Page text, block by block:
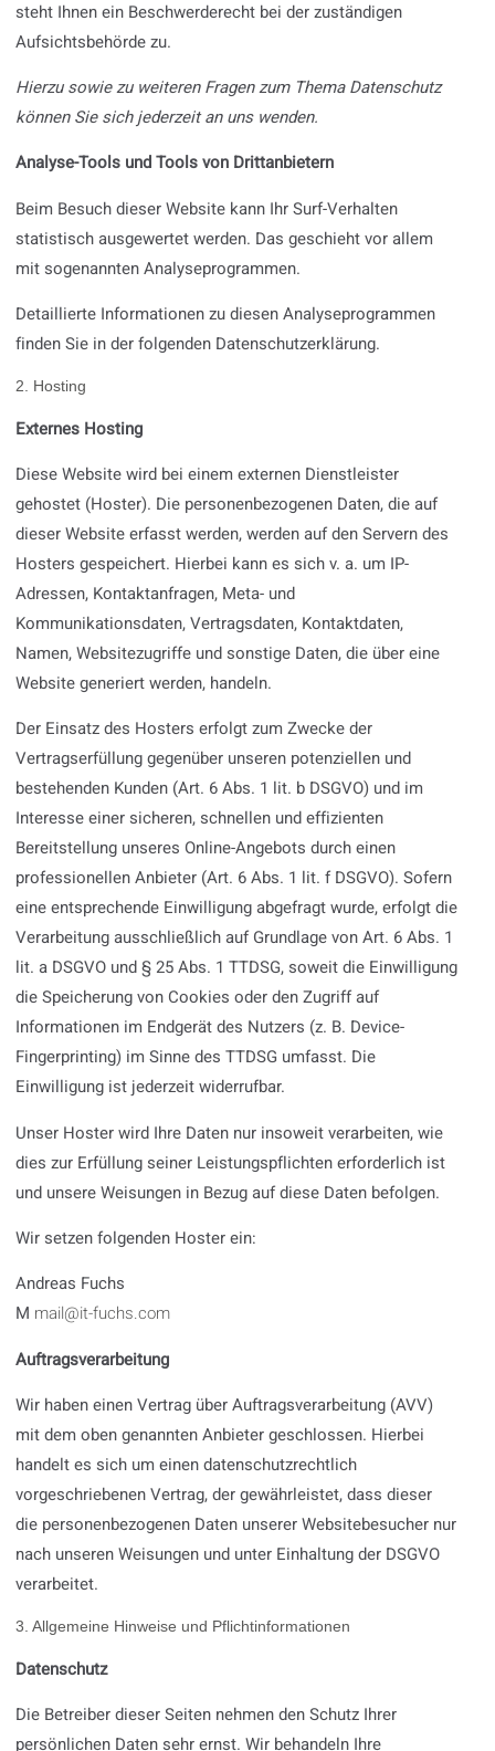
steht Ihnen ein Beschwerderecht bei der zuständigen
Aufsichtsbehörde zu.
Hierzu sowie zu weiteren Fragen zum Thema Datenschutz
können Sie sich jederzeit an uns wenden.
Analyse-Tools und Tools von Dritt­anbietern
Beim Besuch dieser Website kann Ihr Surf-Verhalten
statistisch ausgewertet werden. Das geschieht vor allem
mit sogenannten Analyseprogrammen.
Detaillierte Informationen zu diesen Analyseprogrammen
finden Sie in der folgenden Datenschutzerklärung.
2. Hosting
Externes Hosting
Diese Website wird bei einem externen Dienstleister
gehostet (Hoster). Die personenbezogenen Daten, die auf
dieser Website erfasst werden, werden auf den Servern des
Hosters gespeichert. Hierbei kann es sich v. a. um IP-
Adressen, Kontaktanfragen, Meta- und
Kommunikationsdaten, Vertragsdaten, Kontaktdaten,
Namen, Websitezugriffe und sonstige Daten, die über eine
Website generiert werden, handeln.
Der Einsatz des Hosters erfolgt zum Zwecke der
Vertragserfüllung gegenüber unseren potenziellen und
bestehenden Kunden (Art. 6 Abs. 1 lit. b DSGVO) und im
Interesse einer sicheren, schnellen und effizienten
Bereitstellung unseres Online-Angebots durch einen
professionellen Anbieter (Art. 6 Abs. 1 lit. f DSGVO). Sofern
eine entsprechende Einwilligung abgefragt wurde, erfolgt die
Verarbeitung ausschließlich auf Grundlage von Art. 6 Abs. 1
lit. a DSGVO und § 25 Abs. 1 TTDSG, soweit die Einwilligung
die Speicherung von Cookies oder den Zugriff auf
Informationen im Endgerät des Nutzers (z. B. Device-
Fingerprinting) im Sinne des TTDSG umfasst. Die
Einwilligung ist jederzeit widerrufbar.
Unser Hoster wird Ihre Daten nur insoweit verarbeiten, wie
dies zur Erfüllung seiner Leistungspflichten erforderlich ist
und unsere Weisungen in Bezug auf diese Daten befolgen.
Wir setzen folgenden Hoster ein:
Andreas Fuchs
M mail@it-fuchs.com
Auftragsverarbeitung
Wir haben einen Vertrag über Auftragsverarbeitung (AVV)
mit dem oben genannten Anbieter geschlossen. Hierbei
handelt es sich um einen datenschutzrechtlich
vorgeschriebenen Vertrag, der gewährleistet, dass dieser
die personenbezogenen Daten unserer Websitebesucher nur
nach unseren Weisungen und unter Einhaltung der DSGVO
verarbeitet.
3. Allgemeine Hinweise und Pflicht­informationen
Datenschutz
Die Betreiber dieser Seiten nehmen den Schutz Ihrer
persönlichen Daten sehr ernst. Wir behandeln Ihre